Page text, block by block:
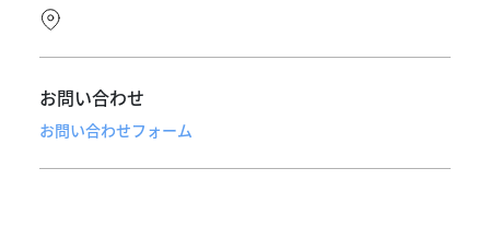
お問い合わせ
お問い合わせフォーム